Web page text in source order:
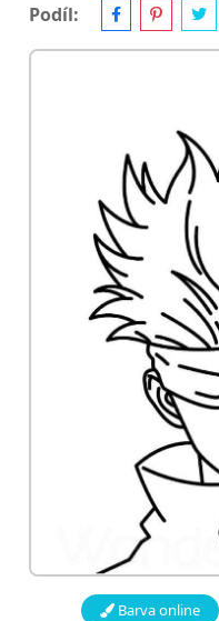
Podíl:
Barva online